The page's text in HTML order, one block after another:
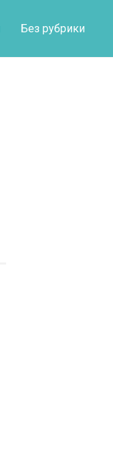
Без рубрики